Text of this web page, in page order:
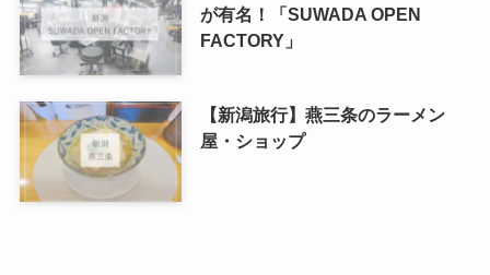
が有名！「SUWADA OPEN
FACTORY」
【新潟旅行】燕三条のラーメン
屋・ショップ